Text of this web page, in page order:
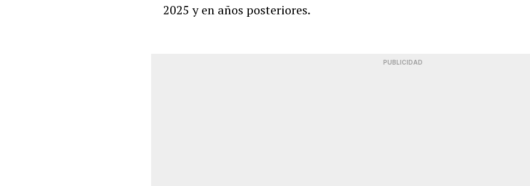
2025 y en años posteriores.
PUBLICIDAD